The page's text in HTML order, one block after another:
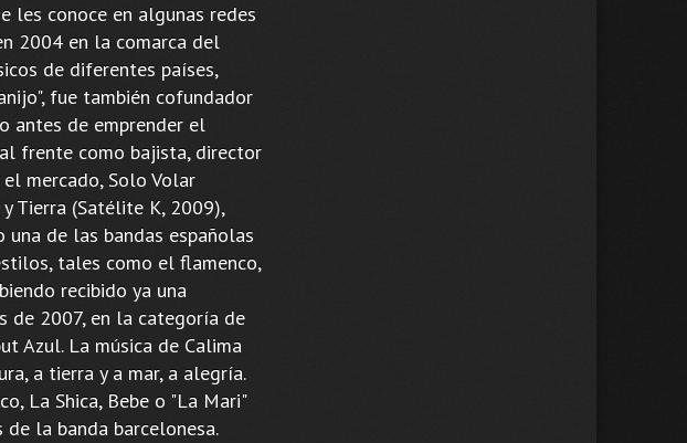
les conoce en algunas redes
2004 en la comarca del
de diferentes países,
fue también cofundador
antes de emprender el
frente como bajista, director
mercado, Solo Volar
Tierra (Satélite K, 2009),
de las bandas españolas
tales como el flamenco,
recibido ya una
de 2007, en la categoría de
Azul. La música de Calima
a tierra y a mar, a alegría.
La Shica, Bebe o "La Mari"
de la banda barcelonesa.